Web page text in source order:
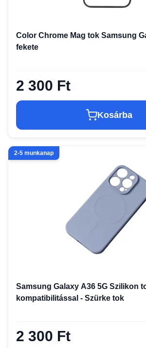
Color Chrome Mag tok Samsung
fekete
2 300 Ft
Kosárba
2-5 munkanap
Samsung Galaxy A36 5G Szilikon
kompatibilitással - Szürke tok
2 300 Ft